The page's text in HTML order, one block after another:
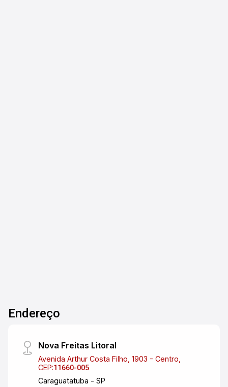
Endereço
Nova Freitas Litoral
Avenida Arthur Costa Filho, 1903 - Centro,
CEP:11660-005
Caraguatatuba - SP